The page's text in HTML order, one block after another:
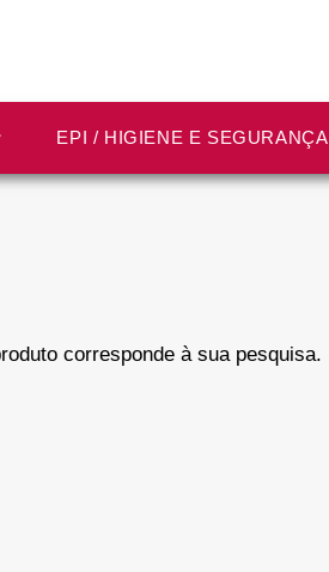
EPI / HIGIENE E SEGURANÇA
corresponde à sua pesquisa.